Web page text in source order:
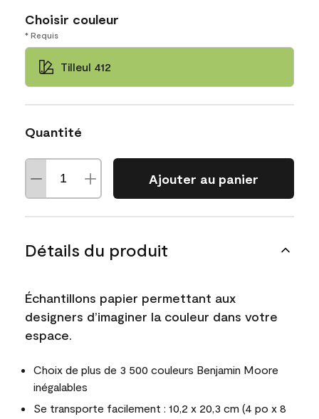
Choisir couleur
* Requis
Tilleul 412
Quantité
Ajouter au panier
Détails du produit
Échantillons papier permettant aux
designers d’imaginer la couleur dans votre
espace.
Choix de plus de 3 500 couleurs Benjamin Moore
inégalables
Se transporte facilement : 10,2 x 20,3 cm (4 po x 8